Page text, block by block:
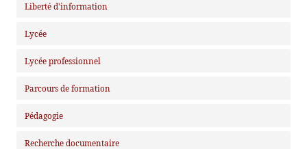
Liberté d'information
Lycée
Lycée professionnel
Parcours de formation
Pédagogie
Recherche documentaire